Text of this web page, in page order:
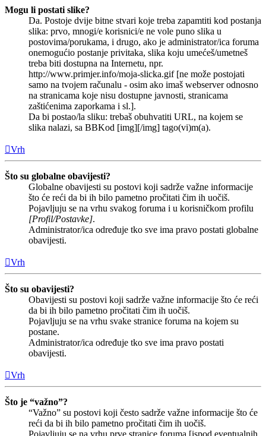
Mogu li postati slike?
Da. Postoje dvije bitne stvari koje treba zapamtiti kod postanja
slika: prvo, mnogi/e korisnici/e ne vole puno slika u
postovima/porukama, i drugo, ako je administrator/ica foruma
onemogućio postanje privitaka, slika koju umećeš/umetneš
treba biti dostupna na Internetu, npr.
http://www.primjer.info/moja-slicka.gif [ne može postojati
samo na tvojem računalu - osim ako imaš webserver odnosno
na stranicama koje nisu dostupne javnosti, stranicama
zaštićenima zaporkama i sl.].
Da bi postao/la sliku: trebaš obuhvatiti URL, na kojem se
slika nalazi, sa BBKod [img][/img] tago(vi)m(a).
Vrh
Što su globalne obavijesti?
Globalne obavijesti su postovi koji sadrže važne informacije
što će reći da bi ih bilo pametno pročitati čim ih uočiš.
Pojavljuju se na vrhu svakog foruma i u korisničkom profilu
[Profil/Postavke].
Administrator/ica određuje tko sve ima pravo postati globalne
obavijesti.
Vrh
Što su obavijesti?
Obavijesti su postovi koji sadrže važne informacije što će reći
da bi ih bilo pametno pročitati čim ih uočiš.
Pojavljuju se na vrhu svake stranice foruma na kojem su
postane.
Administrator/ica određuje tko sve ima pravo postati
obavijesti.
Vrh
Što je “važno”?
“Važno” su postovi koji često sadrže važne informacije što će
reći da bi ih bilo pametno pročitati čim ih uočiš.
Pojavljuju se na vrhu prve stranice foruma [ispod eventualnih